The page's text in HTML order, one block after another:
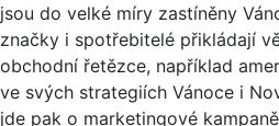
jsou do velké míry zastíněny
značky i spotřebitelé přikládají
obchodní řetězce, například
ve svých strategiích Vánoce i
jde pak o marketingové